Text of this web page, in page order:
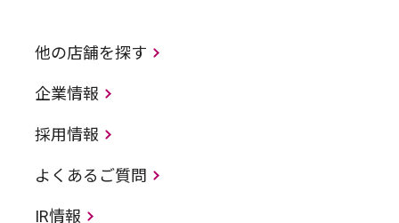
他の店舗を探す
企業情報
採用情報
よくあるご質問
IR情報